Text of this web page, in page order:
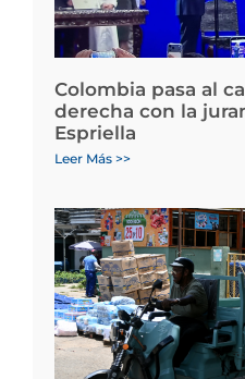
Colombia pasa al
derecha con la
Espriella
Leer Más >>